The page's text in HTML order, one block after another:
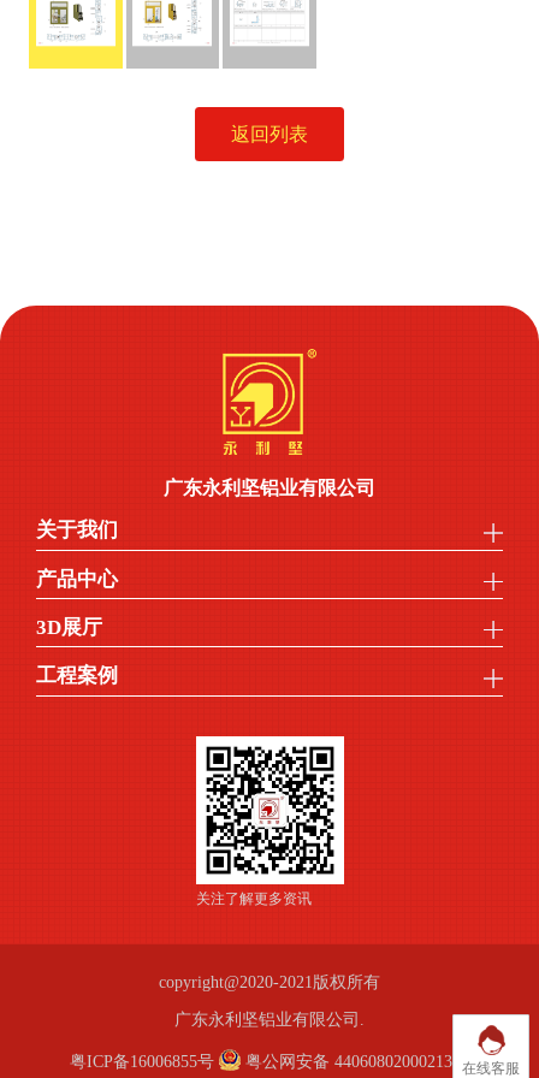
返回列表
广东永利坚铝业有限公司
关于我们
产品中心
3D展厅
工程案例
关注了解更多资讯
copyright@2020-2021版权所有
广东永利坚铝业有限公司.
粤ICP备16006855号 粤公网安备 44060802000213号在线客服